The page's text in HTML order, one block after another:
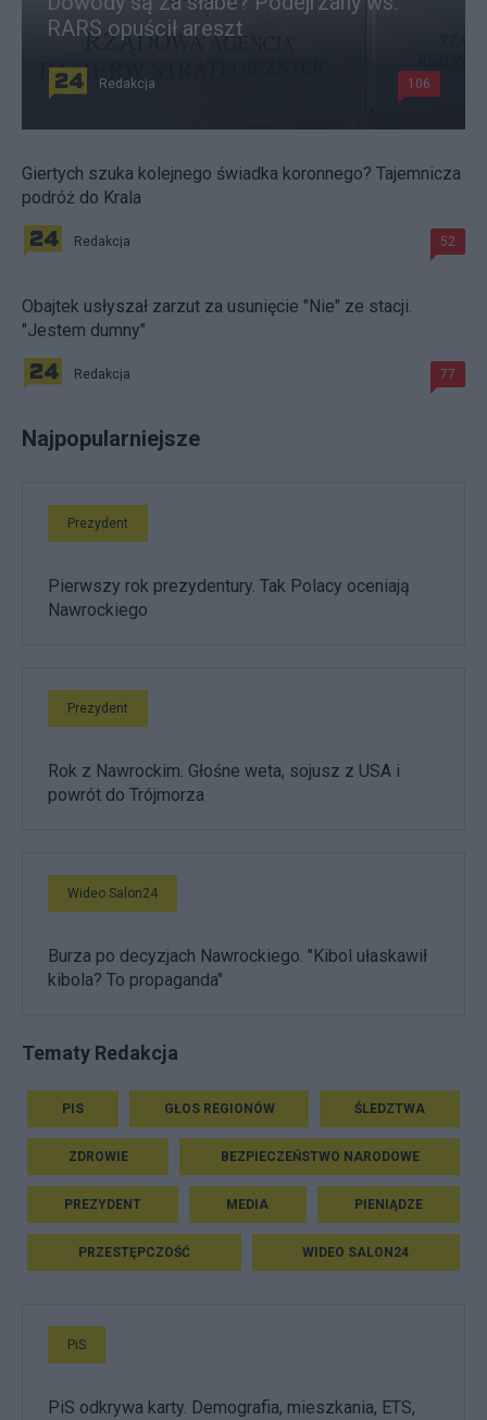
RARS opuścił areszt
Redakcja 106
Giertych szuka kolejnego świadka koronnego? Tajemnicza
podróż do Krala
Redakcja 52
Obajtek usłyszał zarzut za usunięcie "Nie" ze stacji.
"Jestem dumny"
Redakcja 77
Najpopularniejsze
Prezydent
Pierwszy rok prezydentury. Tak Polacy oceniają
Nawrockiego
Prezydent
Rok z Nawrockim. Głośne weta, sojusz z USA i
powrót do Trójmorza
Wideo Salon24
Burza po decyzjach Nawrockiego. "Kibol ułaskawił
kibola? To propaganda"
Tematy Redakcja
PIS GŁOS REGIONÓW ŚLEDZTWA
ZDROWIE BEZPIECZEŃSTWO NARODOWE
PREZYDENT MEDIA PIENIĄDZE
PRZESTĘPCZOŚĆ WIDEO SALON24
PiS
PiS odkrywa karty. Demografia, mieszkania, ETS,